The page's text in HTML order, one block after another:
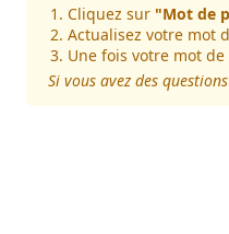
Cliquez sur "Mot de
Actualisez votre mot
Une fois votre mot
Si vous avez des